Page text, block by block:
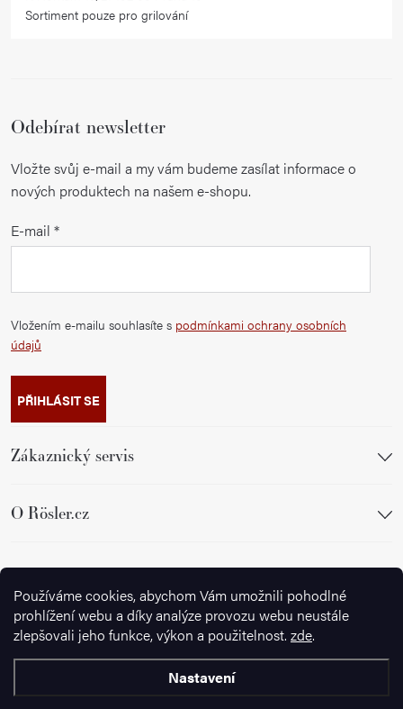
Používáme cookies, abychom Vám umožnili pohodlné
prohlížení webu a díky analýze provozu webu neustále
zlepšovali jeho funkce, výkon a použitelnost. zde.
Nastavení
Sortiment pouze pro grilování
Odebírat newsletter
Vložte svůj e-mail a my vám budeme zasílat informace o
nových produktech na našem e-shopu.
E-mail
Vložením e-mailu souhlasíte s podmínkami ochrany osobních
údajů
PŘIHLÁSIT SE
Zákaznický servis
O Rösler.cz
Sledujte nás